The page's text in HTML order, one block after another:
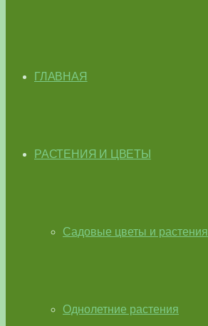
ГЛАВНАЯ
РАСТЕНИЯ И ЦВЕТЫ
Садовые цветы и растения
Однолетние растения